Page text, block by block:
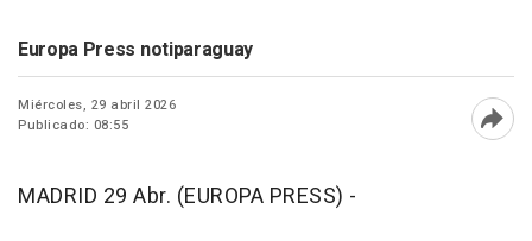
Europa Press notiparaguay
Miércoles, 29 abril 2026
Publicado: 08:55
MADRID 29 Abr. (EUROPA PRESS) -